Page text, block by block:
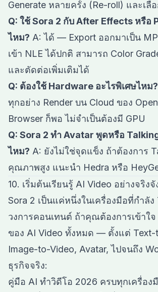
Generate หลายครั้ง (Re-roll) และเลื
Q: ใช้ Sora 2 กับ After Effects หรือ
ไหม? A: ได้ — Export ออกมาเป็น
เข้า NLE ได้ปกติ สามารถ Color
และตัดต่อเพิ่มเติมได้
Q: ต้องใช้ Hardware อะไรพิเศษไหม?
ทุกอย่าง Render บน Cloud ของ
Browser ก็พอ ไม่จำเป็นต้องมี GPU
Q: Sora 2 ทำ Avatar พูดหรือ
ไหม? A: ยังไม่ใช่จุดแข็ง ถ้าต้องการ
คุณภาพสูง แนะนำ Hedra หรือ
10. เริ่มต้นเรียนรู้ AI Video อย่างจริงจั
Sora 2 เป็นแค่หนึ่งในเครื่องมือที่กำลัง
วงการคอนเทนต์ ถ้าคุณต้องการเข้าใจ
ของ AI Video ทั้งหมด — ตั้งแต่ Text-
Image-to-Video, Avatar, ไปจนถึง
ธุรกิจจริง:
คู่มือ AI ทำวิดีโอ 2026 ครบทุกเครื่อง